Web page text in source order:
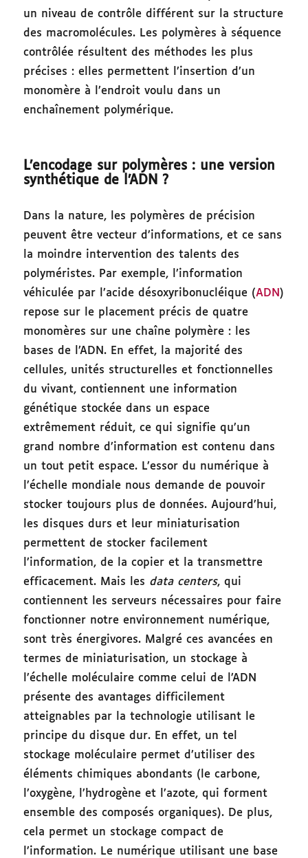
un niveau de contrôle différent sur la structure
des macromolécules. Les polymères à séquence
contrôlée résultent des méthodes les plus
précises : elles permettent l’insertion d’un
monomère à l’endroit voulu dans un
enchaînement polymérique.
L’encodage sur polymères : une version
synthétique de l’ADN ?
Dans la nature, les polymères de précision
peuvent être vecteur d’informations, et ce sans
la moindre intervention des talents des
polyméristes. Par exemple, l’information
véhiculée par l’acide désoxyribonucléique (ADN )
repose sur le placement précis de quatre
monomères sur une chaîne polymère : les
bases de l’ADN. En effet, la majorité des
cellules, unités structurelles et fonctionnelles
du vivant, contiennent une information
génétique stockée dans un espace
extrêmement réduit, ce qui signifie qu’un
grand nombre d’information est contenu dans
un tout petit espace. L’essor du numérique à
l’échelle mondiale nous demande de pouvoir
stocker toujours plus de données. Aujourd’hui,
les disques durs et leur miniaturisation
permettent de stocker facilement
l’information, de la copier et la transmettre
efficacement. Mais les data centers, qui
contiennent les serveurs nécessaires pour faire
fonctionner notre environnement numérique,
sont très énergivores. Malgré ces avancées en
termes de miniaturisation, un stockage à
l’échelle moléculaire comme celui de l’ADN
présente des avantages difficilement
atteignables par la technologie utilisant le
principe du disque dur. En effet, un tel
stockage moléculaire permet d’utiliser des
éléments chimiques abondants (le carbone,
l’oxygène, l’hydrogène et l’azote, qui forment
ensemble des composés organiques). De plus,
cela permet un stockage compact de
l’information. Le numérique utilisant une base